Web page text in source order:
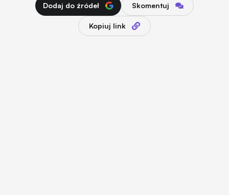
Dodaj do źródeł Skomentuj
Kopiuj link